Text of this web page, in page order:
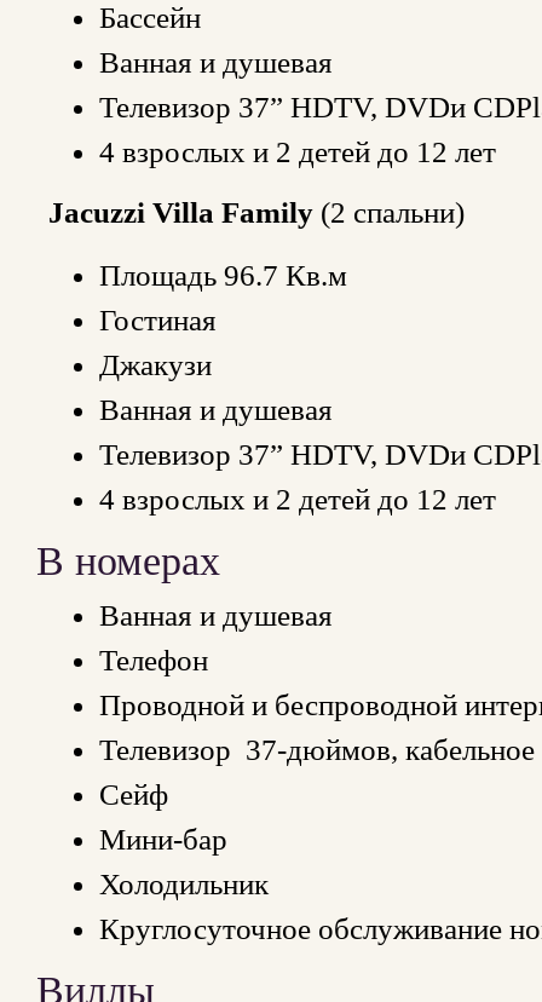
Бассейн
Ванная и душевая
Телевизор 37” HDTV, DVDи
4 взрослых и 2 детей до 12 лет
Jacuzzi Villa Family (2 спальни)
Площадь 96.7 Кв.м
Гостиная
Джакузи
Ванная и душевая
Телевизор 37” HDTV, DVDи
4 взрослых и 2 детей до 12 лет
В номерах
Ванная и душевая
Телефон
Проводной и беспроводной
Телевизор 37-дюймов,
Сейф
Мини-бар
Холодильник
Круглосуточное обслуживание
Виллы